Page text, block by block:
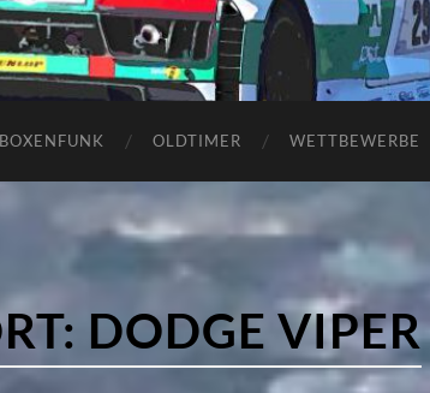
BOXENFUNK OLDTIMER WETTBEWERBE
DODGE VIPER